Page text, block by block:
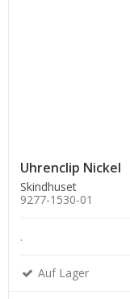
Uhrenclip Nickel
Skindhuset
9277-1530-01
.
Auf Lager